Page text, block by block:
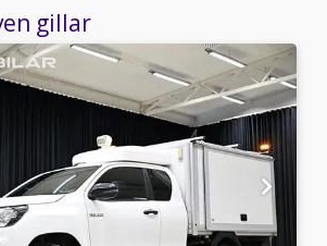
gillar